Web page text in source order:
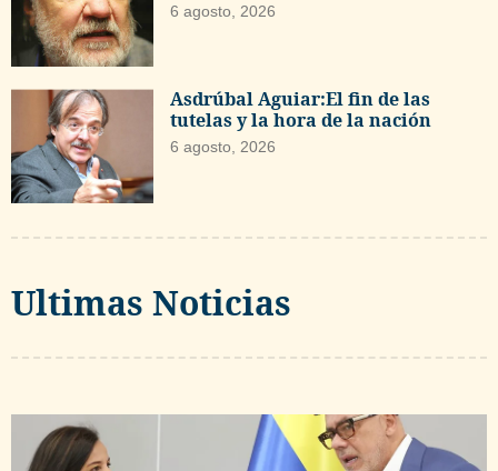
6 agosto, 2026
Asdrúbal Aguiar:El fin de las
tutelas y la hora de la nación
6 agosto, 2026
Ultimas Noticias